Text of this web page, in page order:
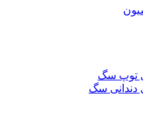
توپ سگ
دندانی سگ